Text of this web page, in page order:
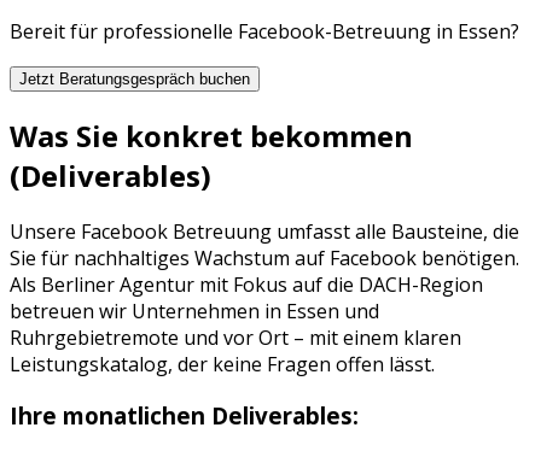
Bereit für professionelle Facebook-Betreuung in Essen?
Jetzt Beratungsgespräch buchen
Was Sie konkret bekommen
(Deliverables)
Unsere Facebook Betreuung umfasst alle Bausteine, die
Sie für nachhaltiges Wachstum auf Facebook benötigen.
Als Berliner Agentur mit Fokus auf die DACH-Region
betreuen wir Unternehmen in Essen und
Ruhrgebietremote und vor Ort – mit einem klaren
Leistungskatalog, der keine Fragen offen lässt.
Ihre monatlichen Deliverables: